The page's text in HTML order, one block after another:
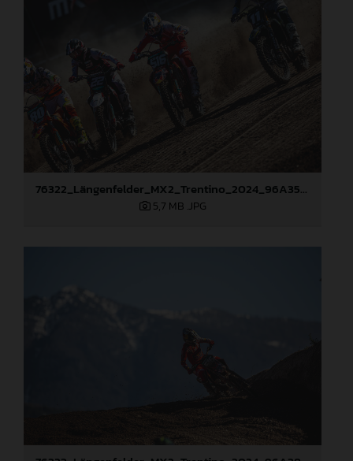
76322_Längenfelder_MX2_Trentino_2024_96A3526
5,7 MB .JPG